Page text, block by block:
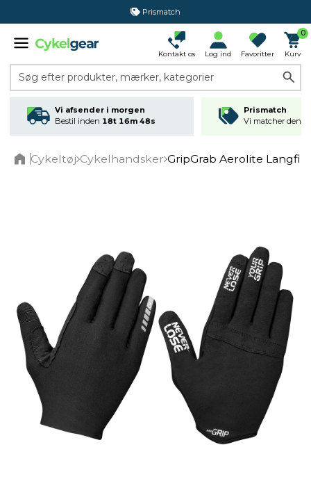
Prismatch
Kontakt os Log ind Favoritter
0
Kurv
Søg efter produkter, mærker, kategorier
Vi afsender i morgen
Bestil inden 18t 16m 48s
Prismatch
Vi matcher den
Cykeltøj Cykelhandsker GripGrab Aerolite